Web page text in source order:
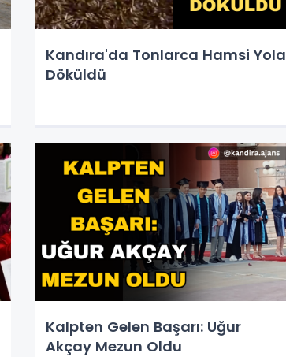
Kandıra'da Tonlarca Hamsi Yola
Döküldü
Kalpten Gelen Başarı: Uğur
Akçay Mezun Oldu